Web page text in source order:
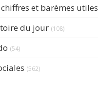
et barèmes utiles
du jour (108)
(54)
(562)